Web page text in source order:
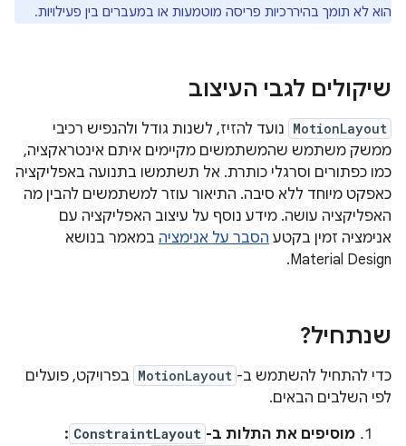
הוא לא תומך בהיררכיות פריסה מוטמעות או במעברים בין פעילויות.
שיקולים לגבי העיצוב
MotionLayout נועד להזיז, לשנות גודל ולהנפיש רכיבי
ממשק משתמש שהמשתמשים מקיימים איתם אינטראקציה,
כמו כפתורים וסרגלי כותרת. אל תשתמשו בתנועה באפליקציה
כאפקט מיוחד ללא סיבה. התיאור עוזר למשתמשים להבין מה
האפליקציה עושה. מידע נוסף על עיצוב האפליקציה עם
אנימציה זמין בקטע הסבר על אנימציה במאמר בנושא
Material Design.
שנתחיל?
כדי להתחיל להשתמש ב- MotionLayout בפרויקט, פועלים
לפי השלבים הבאים.
מוסיפים את התלות ב- ConstraintLayout
: